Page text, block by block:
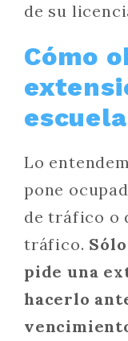
de su
Cómo
Lo
pone
de tráfico o
tráfico.
pide una
hacerlo